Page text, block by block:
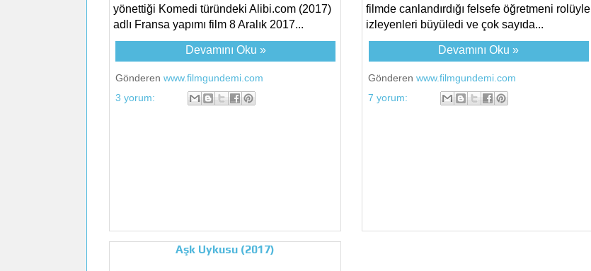
yönettiği Komedi türündeki Alibi.com (2017)
adlı Fransa yapımı film 8 Aralık 2017...
Devamını Oku »
Gönderen www.filmgundemi.com
3 yorum:
filmde canlandırdığı felsefe öğretmeni rolüyle
izleyenleri büyüledi ve çok sayıda...
Devamını Oku »
Gönderenwww.filmgundemi.com
7 yorum:
Aşk Uykusu (2017)